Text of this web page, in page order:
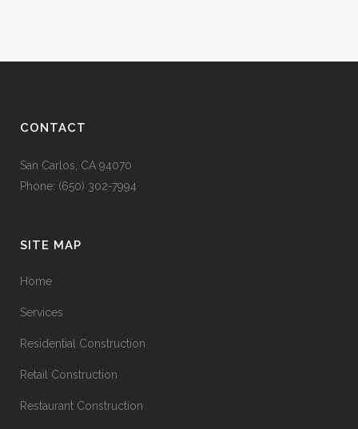
CONTACT
San Carlos, CA 94070
Phone: (650) 302-7994
SITE MAP
Home
Services
Residential Construction
Retail Construction
Restaurant Construction